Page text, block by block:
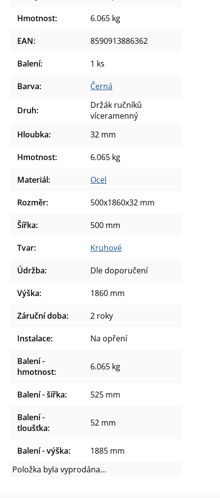
Hmotnost: 6.065 kg
EAN: 8590913886362
Balení: 1 ks
Barva: Černá
Druh:
Držák ručníků
víceramenný
Hloubka: 32 mm
Hmotnost: 6.065 kg
Materiál: Ocel
Rozměr: 500x1860x32 mm
Šířka: 500 mm
Tvar: Kruhové
Údržba: Dle doporučení
Výška: 1860 mm
Záruční doba: 2 roky
Instalace: Na opření
Balení -
hmotnost: 6.065 kg
Balení - šířka: 525 mm
Balení -
tloušťka: 52 mm
Balení - výška:
1885 mm
Položka byla vyprodána…